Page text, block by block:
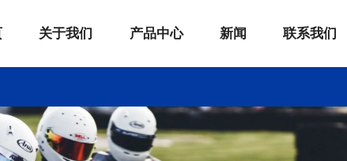
关于我们 产品中心 新闻 联系我们